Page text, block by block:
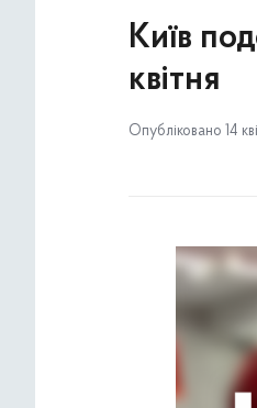
Київ
квітня
Опубліковано 14